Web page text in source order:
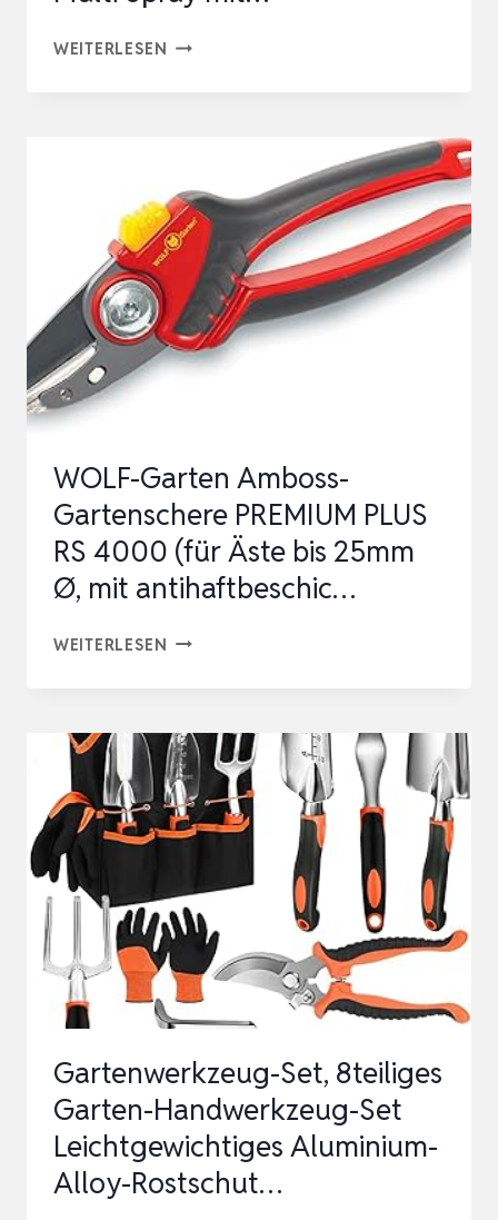
WEITERLESEN GRÜNTEK
MULTIFUNKTIONSSPRAY
FÜR
WERKZEUGE
UND
GARTENGERÄTE,
MULTI
WOLF-Garten Amboss-
Gartenschere PREMIUM PLUS
RS 4000 (für Äste bis 25mm
Ø, mit antihaftbeschic…
WEITERLESEN WOLF-
GARTENSCHERE
PREMIUM
PLUS
RS
(FÜR
ÄSTE
BIS
25MM
MIT
ANTIHAFTBESCHIC…
Gartenwerkzeug-Set, 8teiliges
Garten-Handwerkzeug-Set
Leichtgewichtiges Aluminium-
Alloy-Rostschut…